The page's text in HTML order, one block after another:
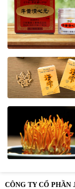
CÔNG TY CỔ PHẦN